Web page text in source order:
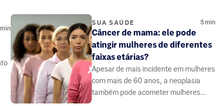
min
SUA SAÚDE 5min
Câncer de mama: ele pode
atingir mulheres de diferentes
faixas etárias?
Apesar de mais incidente em mulheres
com mais de 60 anos, a neoplasia
também pode acometer mulheres